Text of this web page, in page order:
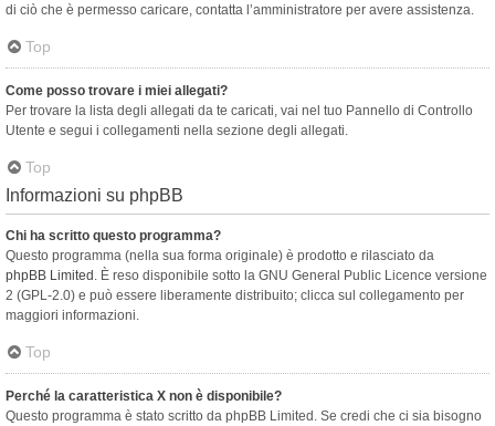
di ciò che è permesso caricare, contatta l’amministratore per avere assistenza.
Top
Come posso trovare i miei allegati?
Per trovare la lista degli allegati da te caricati, vai nel tuo Pannello di Controllo
Utente e segui i collegamenti nella sezione degli allegati.
Top
Informazioni su phpBB
Chi ha scritto questo programma?
Questo programma (nella sua forma originale) è prodotto e rilasciato da
phpBB Limited . È reso disponibile sotto la GNU General Public Licence versione
2 (GPL-2.0) e può essere liberamente distribuito; clicca sul collegamento per
maggiori informazioni.
Top
Perché la caratteristica X non è disponibile?
Questo programma è stato scritto da phpBB Limited. Se credi che ci sia bisogno